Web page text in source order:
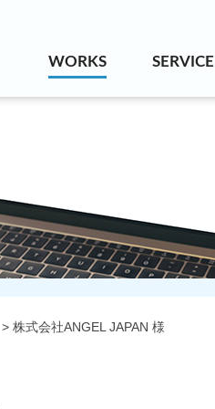
WORKS SERVICE
株式会社ANGEL JAPAN 様